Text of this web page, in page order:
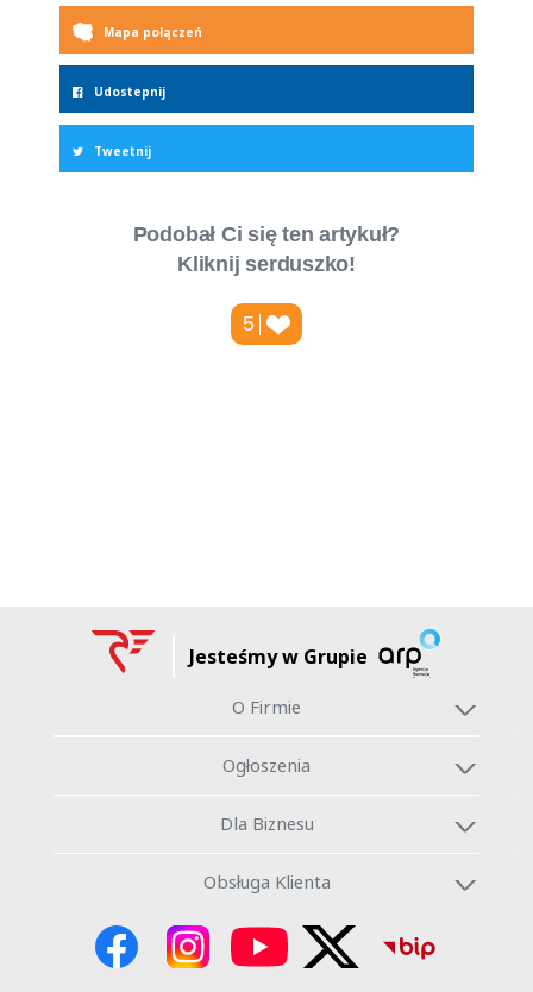
Mapa połączeń
Udostepnij
Tweetnij
Podobał Ci się ten artykuł?
Kliknij serduszko!
5
Jesteśmy w Grupie
O Firmie
Ogłoszenia
Dla Biznesu
Obsługa Klienta